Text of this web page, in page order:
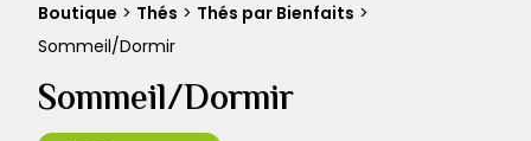
Boutique > Thés > Thés par Bienfaits >
Sommeil/Dormir
Sommeil/Dormir